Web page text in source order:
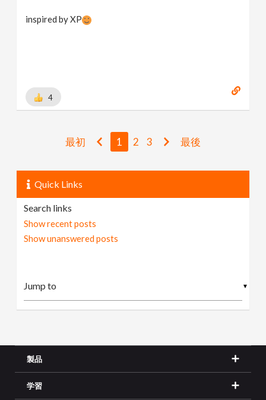
inspired by XP
4
最初 1 2 3 最後
Quick Links
Search links
Show recent posts
Show unanswered posts
▼
製品
学習